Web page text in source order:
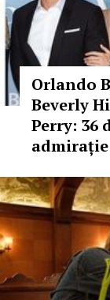
Orlando
Beverly
Perry: 36